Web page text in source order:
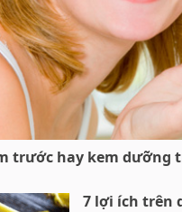
trước hay kem dưỡng
7 lợi ích trên